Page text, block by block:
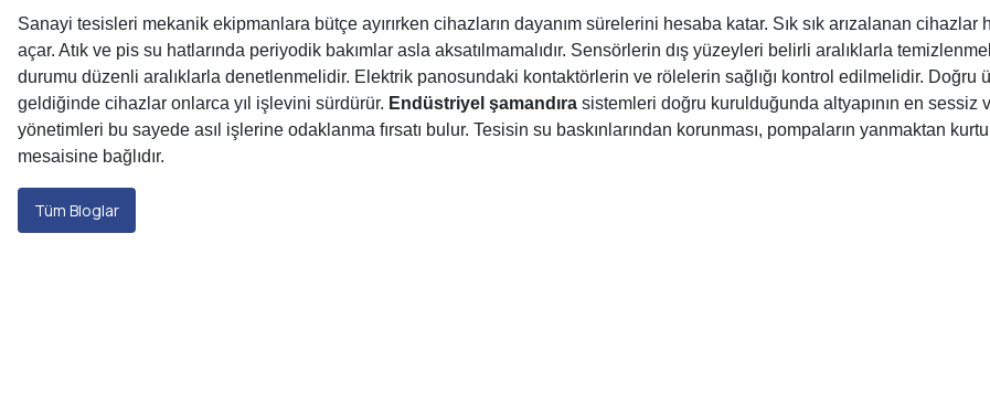
Sanayi tesisleri mekanik ekipmanlara bütçe ayırırken cihazların dayanım sürelerini hesaba katar. Sık sık arızalanan
açar. Atık ve pis su hatlarında periyodik bakımlar asla aksatılmamalıdır. Sensörlerin dış yüzeyleri belirli aralıklarla
durumu düzenli aralıklarla denetlenmelidir. Elektrik panosundaki kontaktörlerin ve rölelerin sağlığı kontrol edilmelidir.
geldiğinde cihazlar onlarca yıl işlevini sürdürür. Endüstriyel şamandıra sistemleri doğru kurulduğunda altyapının en
yönetimleri bu sayede asıl işlerine odaklanma fırsatı bulur. Tesisin su baskınlarından korunması, pompaların yanmaktan
mesaisine bağlıdır.
Tüm Bloglar